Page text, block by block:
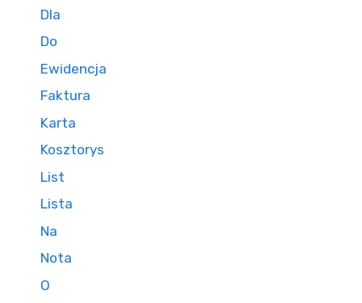
Dla
Do
Ewidencja
Faktura
Karta
Kosztorys
List
Lista
Na
Nota
O